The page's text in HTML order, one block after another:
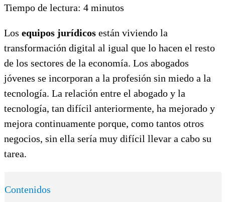
Tiempo de lectura: 4 minutos
Los equipos jurídicos están viviendo la
transformación digital al igual que lo hacen el resto
de los sectores de la economía. Los abogados
jóvenes se incorporan a la profesión sin miedo a la
tecnología. La relación entre el abogado y la
tecnología, tan difícil anteriormente, ha mejorado y
mejora continuamente porque, como tantos otros
negocios, sin ella sería muy difícil llevar a cabo su
tarea.
Contenidos